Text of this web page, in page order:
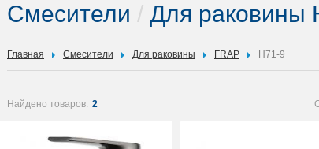
Смесители / Для раковины
Главная Смесители Для раковины FRAP H71-9
Найдено товаров: 2